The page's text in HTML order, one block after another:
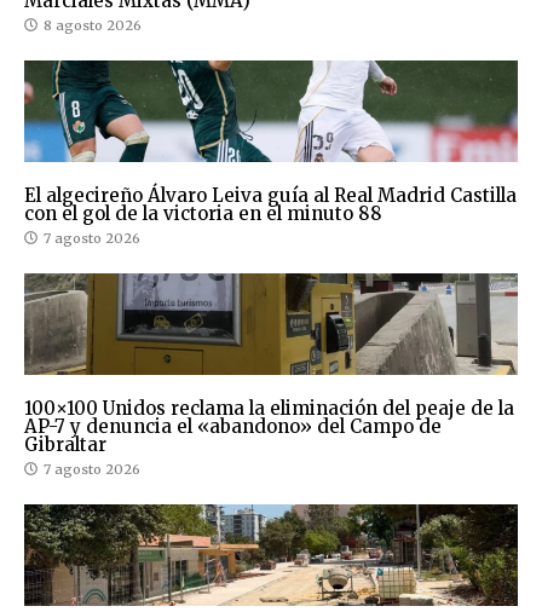
8 agosto 2026
El algecireño Álvaro Leiva guía al Real Madrid Castilla
con el gol de la victoria en el minuto 88
7 agosto 2026
100×100 Unidos reclama la eliminación del peaje de la
AP-7 y denuncia el «abandono» del Campo de
Gibraltar
7 agosto 2026